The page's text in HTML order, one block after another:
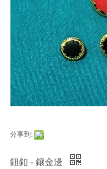
分享到:
鈕釦 - 鑲金邊